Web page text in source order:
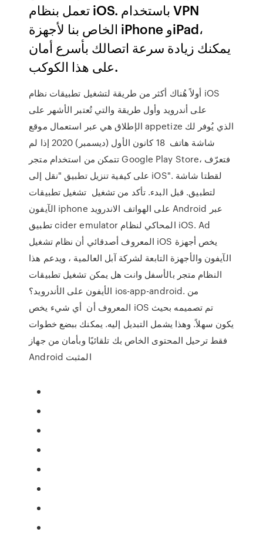
تعمل بنظام iOS. باستخدام VPN
الخاص بنا لأجهزة iPhone وiPad،
يمكنك زيادة سرعة اتصالك بأسرع أمان
على هذا الكوكب.
أولاً هُناك أكثر من طريقة لتشغيل تطبيقات نظام iOS
على أندرويد وأول طريقة والتي تُعتبر الأشهر على
الإطلاق هي عبر استعمال موقع appetize الذي يُوفر لك
شاشة هاتف 18 كانون الأول (ديسمبر) 2020 إذا لم
تتمكن من استخدام متجر Google Play Store، فتعرّف
على كيفية تنزيل تطبيق "نقل إلى iOS". لقطتا شاشة
لتطبيق. قبل البدء. تأكد من تشغيل تشغيل تطبيقات
الآيفون iphone على الهواتف الاندرويد Android عبر
تطبيق cider emulator المحاكي لنظام iOS. Ad
المعروف أصدقائي أن نظام تشغيل iOS يخص أجهزة
الآيفون والأجهزة التابعة لشركة آبل العالمية ، ويدعم هذا
النظام متجر بالأسفل وانت هل يمكن تشغيل تطبيقات
الأيفون على الأندرويد؟ ios-app-android. من
المعروف أن أي شيء يخص iOS تم تصميمه بحيث
يكون سهلاً. وهذا يشمل التبديل إليه. يمكنك ببضع خطوات
فقط ترحيل المحتوى الخاص بك تلقائيًا وبأمان من جهاز